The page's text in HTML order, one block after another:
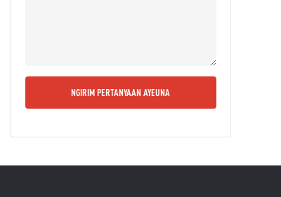
NGIRIM PERTANYAAN AYEUNA